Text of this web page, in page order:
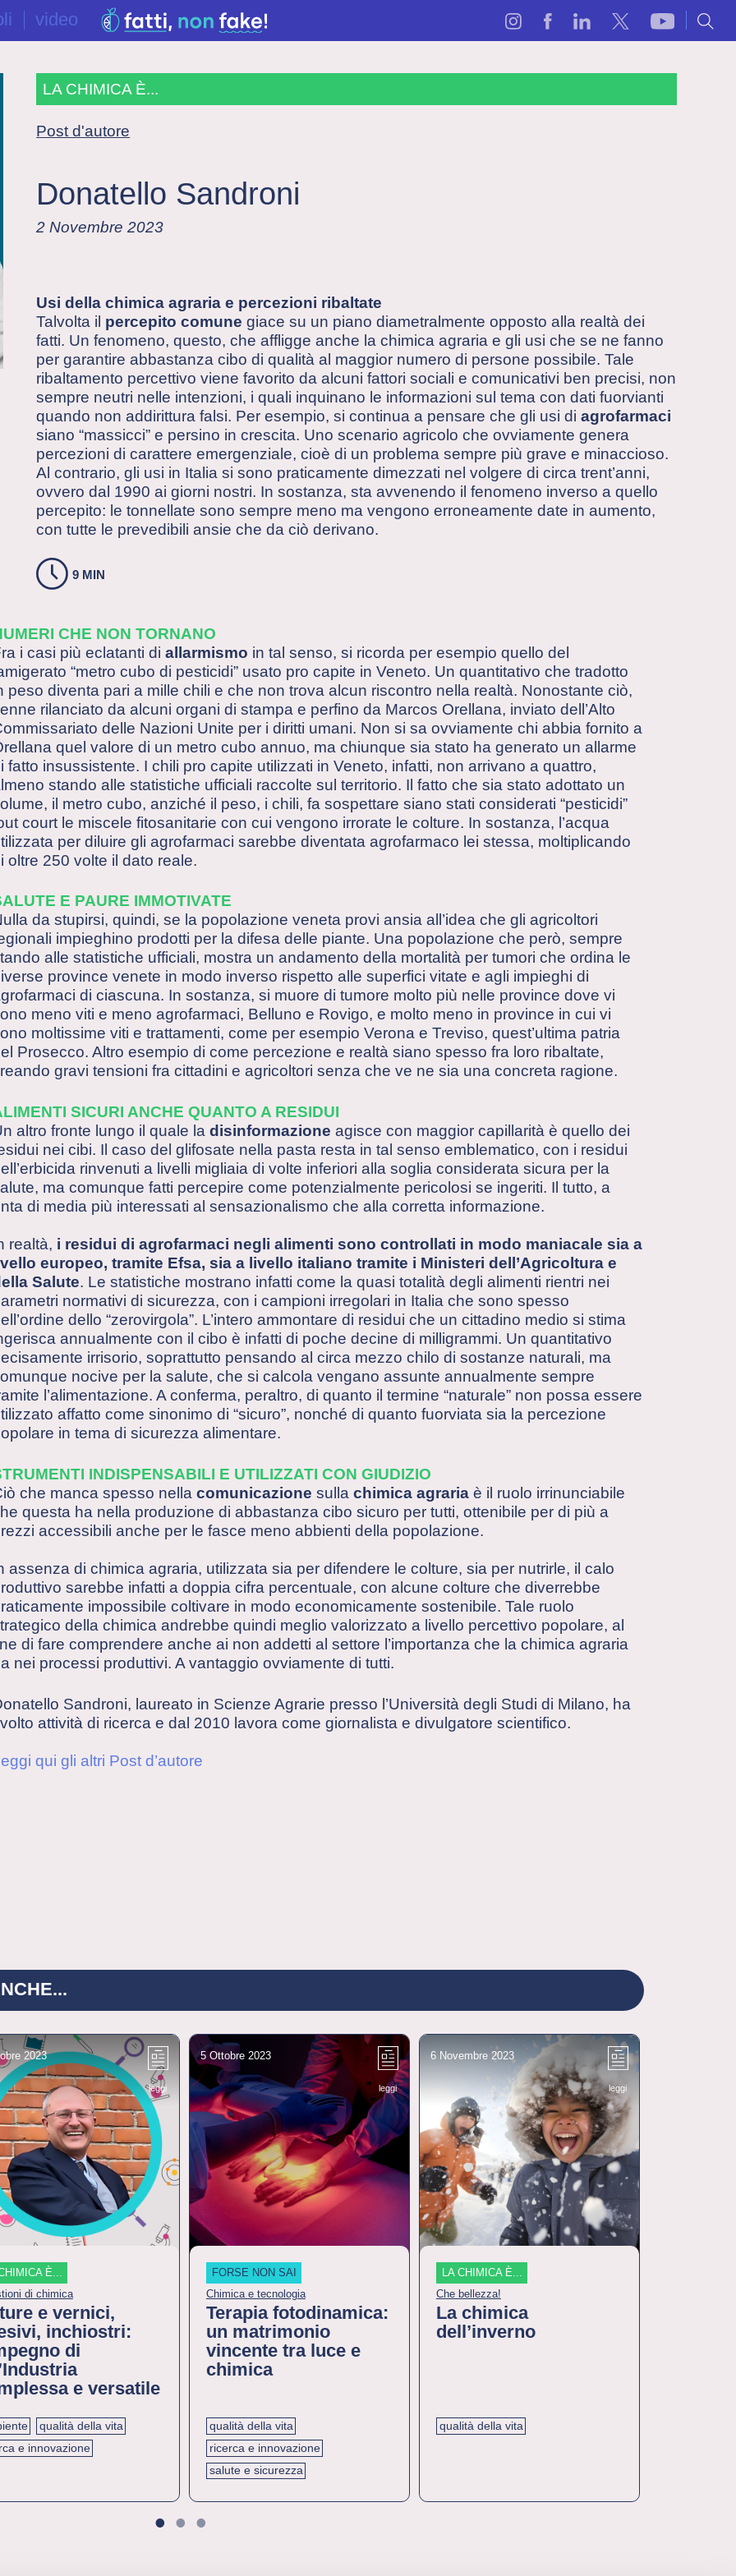
video
LA CHIMICA È...
Post d'autore
Donatello Sandroni
2 Novembre 2023
Usi della chimica agraria e percezioni ribaltate
Talvolta il percepito comune giace su un piano diametralmente opposto alla realtà dei
fatti. Un fenomeno, questo, che affligge anche la chimica agraria e gli usi che se ne fanno
per garantire abbastanza cibo di qualità al maggior numero di persone possibile. Tale
ribaltamento percettivo viene favorito da alcuni fattori sociali e comunicativi ben precisi, non
sempre neutri nelle intenzioni, i quali inquinano le informazioni sul tema con dati fuorvianti
quando non addirittura falsi. Per esempio, si continua a pensare che gli usi diagrofarmaci
siano “massicci” e persino in crescita. Uno scenario agricolo che ovviamente genera
percezioni di carattere emergenziale, cioè di un problema sempre più grave e minaccioso.
Al contrario, gli usi in Italia si sono praticamente dimezzati nel volgere di circa trent’anni,
ovvero dal 1990 ai giorni nostri. In sostanza, sta avvenendo il fenomeno inverso a quello
percepito: le tonnellate sono sempre meno ma vengono erroneamente date in aumento,
con tutte le prevedibili ansie che da ciò derivano.
9 MIN
CHE NON TORNANO
i casi più eclatanti di allarmismo in tal senso, si ricorda per esempio quello del
“metro cubo di pesticidi” usato pro capite in Veneto. Un quantitativo che tradotto
peso diventa pari a mille chili e che non trova alcun riscontro nella realtà. Nonostante ciò,
rilanciato da alcuni organi di stampa e perfino da Marcos Orellana, inviato dell’Alto
delle Nazioni Unite per i diritti umani. Non si sa ovviamente chi abbia fornito a
quel valore di un metro cubo annuo, ma chiunque sia stato ha generato un allarme
fatto insussistente. I chili pro capite utilizzati in Veneto, infatti, non arrivano a quattro,
stando alle statistiche ufficiali raccolte sul territorio. Il fatto che sia stato adottato un
il metro cubo, anziché il peso, i chili, fa sospettare siano stati considerati “pesticidi”
court le miscele fitosanitarie con cui vengono irrorate le colture. In sostanza, l’acqua
per diluire gli agrofarmaci sarebbe diventata agrofarmaco lei stessa, moltiplicando
oltre 250 volte il dato reale.
E PAURE IMMOTIVATE
da stupirsi, quindi, se la popolazione veneta provi ansia all’idea che gli agricoltori
impieghino prodotti per la difesa delle piante. Una popolazione che però, sempre
alle statistiche ufficiali, mostra un andamento della mortalità per tumori che ordina le
province venete in modo inverso rispetto alle superfici vitate e agli impieghi di
di ciascuna. In sostanza, si muore di tumore molto più nelle province dove vi
meno viti e meno agrofarmaci, Belluno e Rovigo, e molto meno in province in cui vi
moltissime viti e trattamenti, come per esempio Verona e Treviso, quest’ultima patria
Prosecco. Altro esempio di come percezione e realtà siano spesso fra loro ribaltate,
gravi tensioni fra cittadini e agricoltori senza che ve ne sia una concreta ragione.
SICURI ANCHE QUANTO A RESIDUI
altro fronte lungo il quale la disinformazione agisce con maggior capillarità è quello dei
nei cibi. Il caso del glifosate nella pasta resta in tal senso emblematico, con i residui
rinvenuti a livelli migliaia di volte inferiori alla soglia considerata sicura per la
ma comunque fatti percepire come potenzialmente pericolosi se ingeriti. Il tutto, a
di media più interessati al sensazionalismo che alla corretta informazione.
realtà, i residui di agrofarmaci negli alimenti sono controllati in modo maniacale sia a
europeo, tramite Efsa, sia a livello italiano tramite i Ministeri dell’Agricoltura e
Salute. Le statistiche mostrano infatti come la quasi totalità degli alimenti rientri nei
normativi di sicurezza, con i campioni irregolari in Italia che sono spesso
dello “zerovirgola”. L’intero ammontare di residui che un cittadino medio si stima
annualmente con il cibo è infatti di poche decine di milligrammi. Un quantitativo
irrisorio, soprattutto pensando al circa mezzo chilo di sostanze naturali, ma
nocive per la salute, che si calcola vengano assunte annualmente sempre
l’alimentazione. A conferma, peraltro, di quanto il termine “naturale” non possa essere
affatto come sinonimo di “sicuro”, nonché di quanto fuorviata sia la percezione
in tema di sicurezza alimentare.
INDISPENSABILI E UTILIZZATI CON GIUDIZIO
che manca spesso nella comunicazione sulla chimica agraria è il ruolo irrinunciabile
questa ha nella produzione di abbastanza cibo sicuro per tutti, ottenibile per di più a
accessibili anche per le fasce meno abbienti della popolazione.
assenza di chimica agraria, utilizzata sia per difendere le colture, sia per nutrirle, il calo
sarebbe infatti a doppia cifra percentuale, con alcune colture che diverrebbe
impossibile coltivare in modo economicamente sostenibile. Tale ruolo
della chimica andrebbe quindi meglio valorizzato a livello percettivo popolare, al
di fare comprendere anche ai non addetti al settore l’importanza che la chimica agraria
nei processi produttivi. A vantaggio ovviamente di tutti.
Sandroni, laureato in Scienze Agrarie presso l’Università degli Studi di Milano, ha
attività di ricerca e dal 2010 lavora come giornalista e divulgatore scientifico.
qui gli altri Post d’autore
2023
leggi
È...
di chimica
e vernici,
inchiostri:
di
e versatile
qualità della vita
e innovazione
5 Ottobre 2023
leggi
FORSE NON SAI
Chimica e tecnologia
Terapia fotodinamica:
un matrimonio
vincente tra luce e
chimica
qualità della vita
ricerca e innovazione
salute e sicurezza
6 Novembre 2023
leggi
LA CHIMICA È...
Che bellezza!
La chimica
dell’inverno
qualità della vita